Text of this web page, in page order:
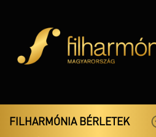
FILHARMÓNIA BÉRLETEK